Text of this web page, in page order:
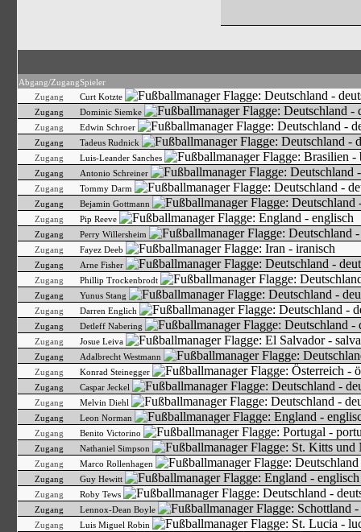
Abgang/ZugangSpieler
Zugang
Curt Kotzte
Zugang
Dominic Siemke
Zugang
Edwin Schroer
Zugang
Tadeus Rudnick
Zugang
Luis-Leander Sanches
Zugang
Antonio Schreiner
Zugang
Tommy Darm
Zugang
Bejamin Gottmann
Zugang
Pip Reeve
Zugang
Perry Willersheim
Zugang
Fayez Deeb
Zugang
Arne Fisher
Zugang
Phillip Trockenbrodt
Zugang
Yunus Stang
Zugang
Darren Englich
Zugang
Detleff Nabering
Zugang
Josue Leiva
Zugang
Adalbrecht Westmann
Zugang
Konrad Steinegger
Zugang
Caspar Jeckel
Zugang
Melvin Diehl
Zugang
Leon Norman
Zugang
Benito Victorino
Zugang
Nathaniel Simpson
Zugang
Marco Rollenhagen
Zugang
Guy Hewitt
Zugang
Roby Tews
Zugang
Lennox-Dean Boyle
Zugang
Luis Miguel Robin